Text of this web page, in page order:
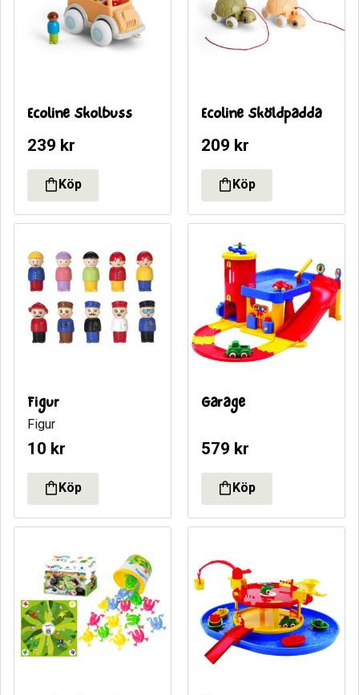
Ecoline Skolbuss
239 kr
Ecoline Sköldpadda
209 kr
Figur
Figur
10 kr
Garage
579 kr